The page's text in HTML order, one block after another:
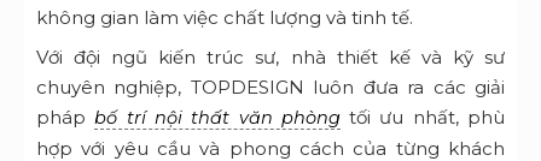
không gian làm việc chất lượng và tinh tế.
Với đội ngũ kiến trúc sư, nhà thiết kế và kỹ sư
chuyên nghiệp, TOPDESIGN luôn đưa ra các giải
pháp bố trí nội thất văn phòngtối ưu nhất, phù
hợp với yêu cầu và phong cách của từng khách